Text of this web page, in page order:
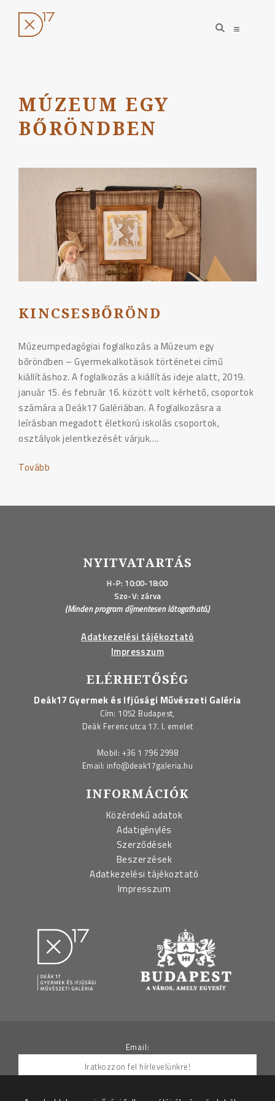
tartalomhoz
open
search
open
MÚZEUM EGY
BŐRÖNDBEN
KINCSESBŐRÖND
Múzeumpedagógiai foglalkozás a Múzeum egy
bőröndben – Gyermekalkotások történetei című
kiállításhoz. A foglalkozás a kiállítás ideje alatt, 2019.
január 15. és február 16. között volt kérhető, csoportok
számára a Deák17 Galériában. A foglalkozásra a
leírásban megadott életkorú iskolás csoportok,
osztályok jelentkezését várjuk.…
Tovább
NYITVATARTÁS
H-P: 10:00-18:00
Szo-V: zárva
(Minden program díjmentesen látogatható.)
Adatkezelési tájékoztató
Impresszum
ELÉRHETŐSÉG
Deák17 Gyermek és Ifjúsági Művészeti Galéria
Cím: 1052 Budapest,
Deák Ferenc utca 17. I. emelet
Mobil: +36 1 796 2998
Email: info@deak17galeria.hu
INFORMÁCIÓK
Közérdekű adatok
Adatigénylés
Szerződések
Beszerzések
Adatkezelési tájékoztató
Impresszum
Email: